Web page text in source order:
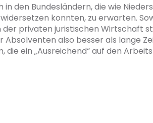
in den Bundesländern, die wie
konnten, zu erwarten.
der privaten juristischen Wirtschaft
Absolventen also besser als lange
die ein „Ausreichend“ auf den